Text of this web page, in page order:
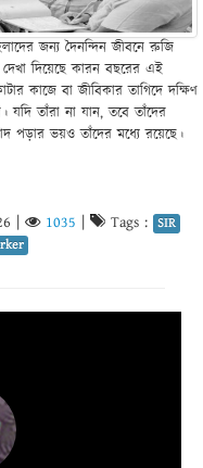
জন্য দৈনন্দিন জীবনে রুজি
দিয়েছে কারন বছরের এই
কাজে বা জীবিকার তাগিদে দক্ষিণ
যদি তাঁরা না যান, তবে তাঁদের
পড়ার ভয়ও তাঁদের মধ্যে রয়েছে।
1035 Tags : SIR